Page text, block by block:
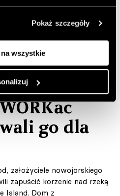
Pokaż szczegóły
wszystkie
nad rzeką.
go dla
założyciele nowojorskiego
zapuścić korzenie nad rzeką
Island. Dom z